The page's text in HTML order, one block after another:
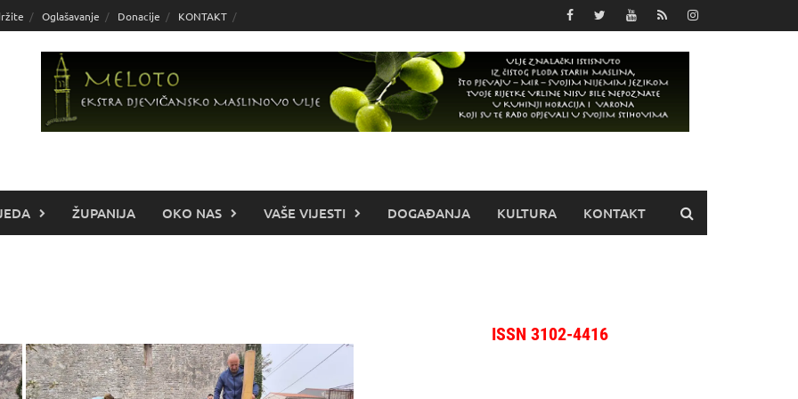
Oglašavanje Donacije KONTAKT
ŽUPANIJA OKO NAS VAŠE VIJESTI DOGAĐANJA KULTURA KONTAKT
ISSN 3102-4416